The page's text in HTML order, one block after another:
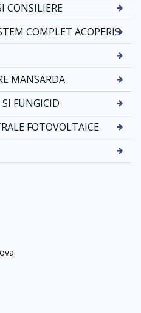
CONSILIERE
COMPLET ACOPERIS
MANSARDA
FUNGICID
FOTOVOLTAICE